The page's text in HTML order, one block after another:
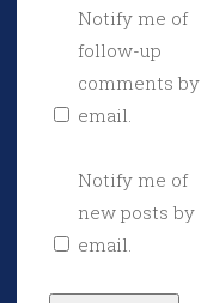
Notify me of
follow-up
comments by
email.
Notify me of
new posts by
email.